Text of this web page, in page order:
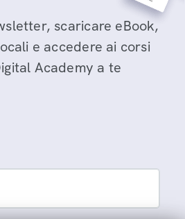
scaricare eBook,
e accedere ai corsi
Academy a te